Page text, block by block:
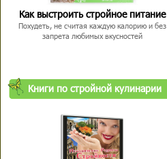
Как выстроить стройное питание
Похудеть, не считая каждую калорию и без
запрета любимых вкусностей
Книги по стройной кулинарии